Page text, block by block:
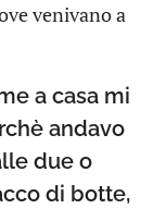
venivano a
a casa mi
andavo
due o
di botte,